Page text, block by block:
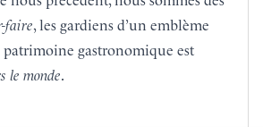
faire, les gardiens d’un emblème
gastronomique est
le monde.